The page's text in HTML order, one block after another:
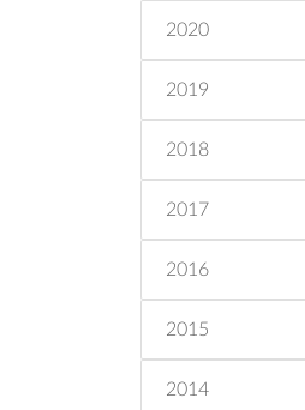
2020
2019
2018
2017
2016
2015
2014